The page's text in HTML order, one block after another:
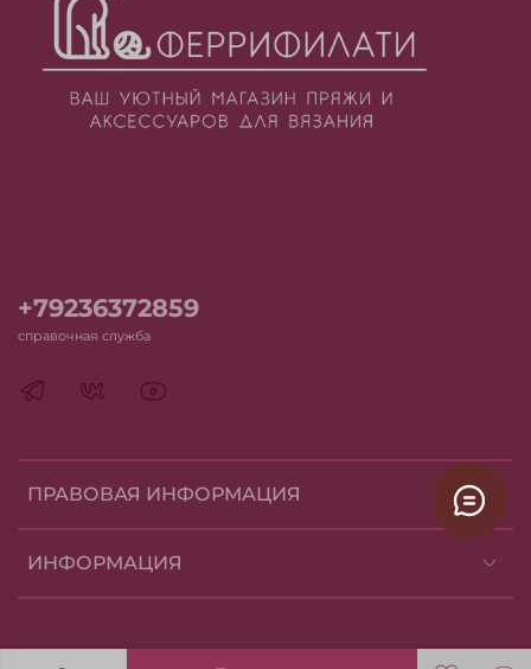
ПРАВОВАЯ ИНФОРМАЦИЯ
ИНФОРМАЦИЯ
+79236372859
справочная служба